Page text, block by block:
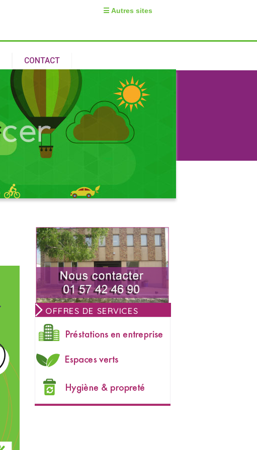
☰ Autres sites
CONTACT
OFFRES DE SERVICES